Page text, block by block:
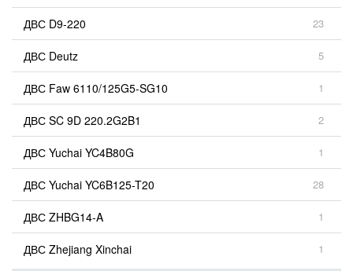
ДВС D9-220 23
ДВС Deutz 5
ДВС Faw 6110/125G5-SG10 1
ДВС SC 9D 220.2G2B1 2
ДВС Yuchai YC4B80G 1
ДВС Yuchai YC6B125-T20 28
ДВС ZHBG14-A 1
ДВС Zhejiang Xinchai 1